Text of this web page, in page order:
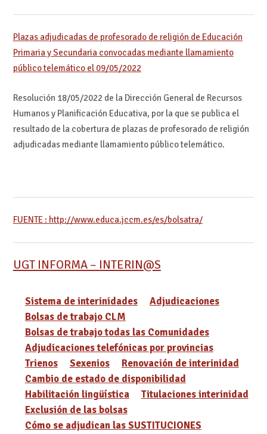
Plazas adjudicadas de profesorado de religión de Educación
Primaria y Secundaria convocadas mediante llamamiento
público telemático el 09/05/2022
Resolución 18/05/2022 de la Dirección General de Recursos
Humanos y Planificación Educativa, por la que se publica el
resultado de la cobertura de plazas de profesorado de religión
adjudicadas mediante llamamiento público telemático.
FUENTE : http://www.educa.jccm.es/es/bolsatra/
UGT INFORMA – INTERIN@S
Sistema de interinidades
Adjudicaciones
Bolsas de trabajo CLM
Bolsas de trabajo todas las Comunidades
Adjudicaciones telefónicas por provincias
Trienos
Sexenios
Renovación de interinidad
Cambio de estado de disponibilidad
Habilitación lingüística
Titulaciones interinidad
Exclusión de las bolsas
Cómo se adjudican las SUSTITUCIONES